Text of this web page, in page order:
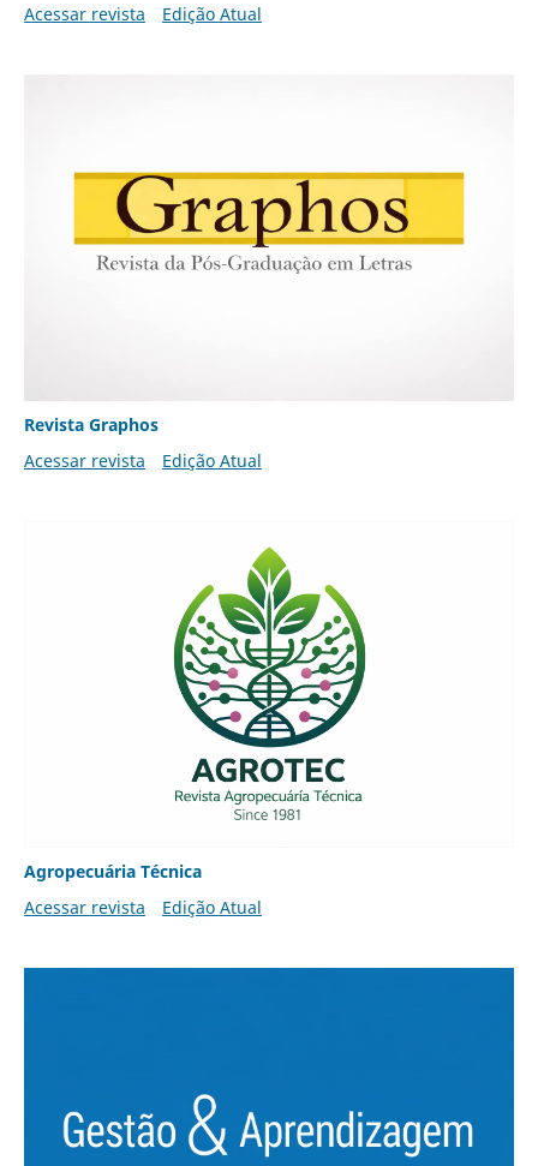
Acessar revista
Edição Atual
Revista Graphos
Acessar revista
Edição Atual
Agropecuária Técnica
Acessar revista
Edição Atual